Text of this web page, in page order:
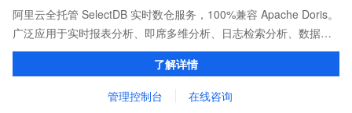
阿里云全托管 SelectDB 实时数仓服务，100%兼容 Apache Doris。
广泛应用于实时报表分析、即席多维分析、日志检索分析、数据联
邦与查询加速等场景，为客户提供极致性能、简单易用的数据分析
了解详情
管理控制台 在线咨询